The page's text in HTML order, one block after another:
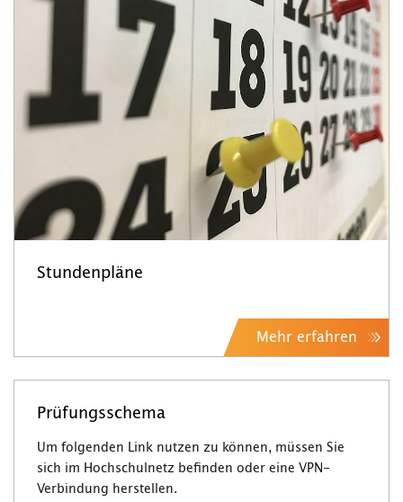
Stundenpläne
Mehr erfahren
Prüfungsschema
Um folgenden Link nutzen zu können, müssen Sie
sich im Hochschulnetz befinden oder eine VPN-
Verbindung herstellen.